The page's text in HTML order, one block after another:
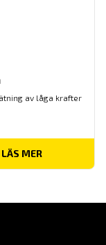
av låga krafter
LÄS MER